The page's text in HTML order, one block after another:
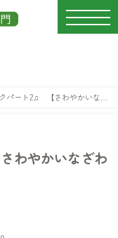
パート2♫ 【さわやかいなざ
わやかいなざわ